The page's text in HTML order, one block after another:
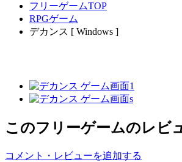
フリーゲームTOP
RPGゲーム
デカンス [ Windows ]
このフリーゲームのレビ
コメント・レビューを追加する